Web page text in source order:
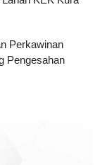
Perkawinan
Pengesahan